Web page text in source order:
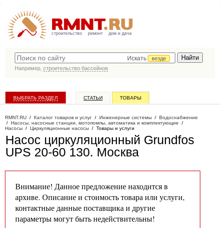
строительство ремонт дом и дача
Искать
везде
Например, строительство бассейнов
ВЫБРАТЬ РАЗДЕЛ СТАТЬИ ТОВАРЫ
RMNT.RU / Каталог товаров и услуг / Инженерные системы / Водоснабжение
/ Насосы, насосные станции, мотопомпы, автоматика и комплектующие /
Насосы / Циркуляционные насосы / Товары и услуги
Насос циркуляционный Grundfos
UPS 20-60 130. Москва
Внимание! Данное предложение находится в
архиве. Описание и стоимость товара или услуги,
контактные данные поставщика и другие
параметры могут быть недействительны!